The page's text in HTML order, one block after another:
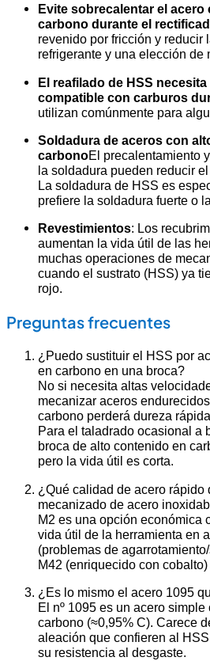
Evite sobrecalentar el
carbono durante el
revenido por fricción y reducir
refrigerante y una elección de
El reafilado de HSS
compatible con carburos
utilizan comúnmente para
Soldadura de aceros con
carbonoEl precalentamiento
la soldadura pueden reducir
La soldadura de HSS es
prefiere la soldadura fuerte o
Revestimientos: Los
aumentan la vida útil de las
muchas operaciones de
cuando el sustrato (HSS) ya
rojo.
Preguntas frecuentes
¿Puedo sustituir el HSS por
en carbono en una broca?
No si necesita altas
mecanizar aceros
carbono perderá dureza
Para el taladrado ocasional a
broca de alto contenido en
pero la vida útil es corta.
¿Qué calidad de acero rápido
mecanizado de acero
M2 es una opción económica
vida útil de la herramienta en
(problemas de
M42 (enriquecido con
¿Es lo mismo el acero 1095
El nº 1095 es un acero
carbono (≈0,95% C). Carece
aleación que confieren al
su resistencia al desgaste.